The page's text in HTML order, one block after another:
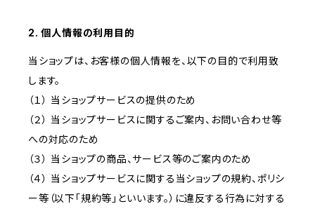
2. 個人情報の利用目的
当ショップは、お客様の個人情報を、以下の目的で利用致
します。
（１） 当ショップサービスの提供のため
（２） 当ショップサービスに関するご案内、お問い合わせ等
への対応のため
（３） 当ショップの商品、サービス等のご案内のため
（４） 当ショップサービスに関する当ショップの規約、ポリシ
ー等（以下「規約等」といいます。）に違反する行為に対する